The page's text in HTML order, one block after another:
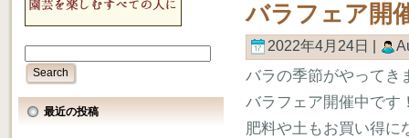
最近の投稿
バラフェア開
2022年4月24日 |
バラの季節がやってき
バラフェア開催中です
肥料や土もお買い得に